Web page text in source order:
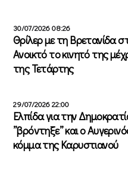
30/07/2026 08:26
Θρίλερ με τη Βρετανίδα
Ανοικτό το κινητό της
της Τετάρτης
29/07/2026 22:00
Ελπίδα για την
”βρόντηξε” και ο
κόμμα της Καρυστιανού